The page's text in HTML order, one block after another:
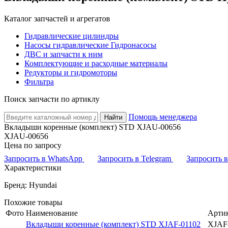
Каталог запчастей и агрегатов
Гидравлические цилиндры
Насосы гидравлические Гидронасосы
ДВС и запчасти к ним
Комплектующие и расходные материалы
Редукторы и гидромоторы
Фильтра
Поиск запчасти по артиклу
Найти
Помощь менеджера
Вкладыши коренные (комплект) STD XJAU-00656
XJAU-00656
Цена по запросу
Запросить в WhatsApp
Запросить в Telegram
Запросить
Характеристики
Бренд: Hyundai
Похожие товары
Фото Наименование
Вкладыши коренные (комплект) STD XJAF-01102